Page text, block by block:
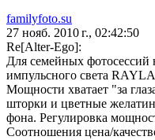
familyfoto.su
27 нояб. 2010 г., 02:42:50
Re[Alter-Ego]:
Для семейных фотосессий
импульсного света
Мощности хватает "за
шторки и цветные
фона. Регулировка
Соотношения цена/